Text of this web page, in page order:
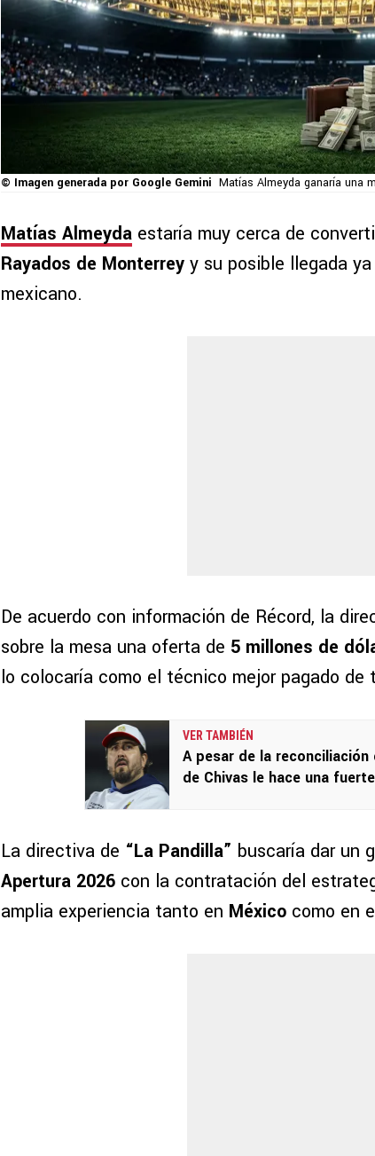
© Imagen generada por Google Gemini Matías Almeyda ganaría una
Matías Almeyda estaría muy cerca de
Rayados de Monterrey y su posible llegada
mexicano.
De acuerdo con información de Récord, la
sobre la mesa una oferta de 5 millones de
lo colocaría como el técnico mejor pagado de
VER TAMBIÉN
A pesar de la
de Chivas le hace una
La directiva de “La Pandilla” buscaría dar un
Apertura 2026 con la contratación del
amplia experiencia tanto en México como en